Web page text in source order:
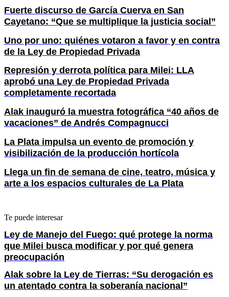
Fuerte discurso de García Cuerva en San
Cayetano: “Que se multiplique la justicia social”
Uno por uno: quiénes votaron a favor y en contra
de la Ley de Propiedad Privada
Represión y derrota política para Milei: LLA
aprobó una Ley de Propiedad Privada
completamente recortada
Alak inauguró la muestra fotográfica “40 años de
vacaciones” de Andrés Compagnucci
La Plata impulsa un evento de promoción y
visibilización de la producción hortícola
Llega un fin de semana de cine, teatro, música y
arte a los espacios culturales de La Plata
Te puede interesar
Ley de Manejo del Fuego: qué protege la norma
que Milei busca modificar y por qué genera
preocupación
Alak sobre la Ley de Tierras: “Su derogación es
un atentado contra la soberanía nacional”